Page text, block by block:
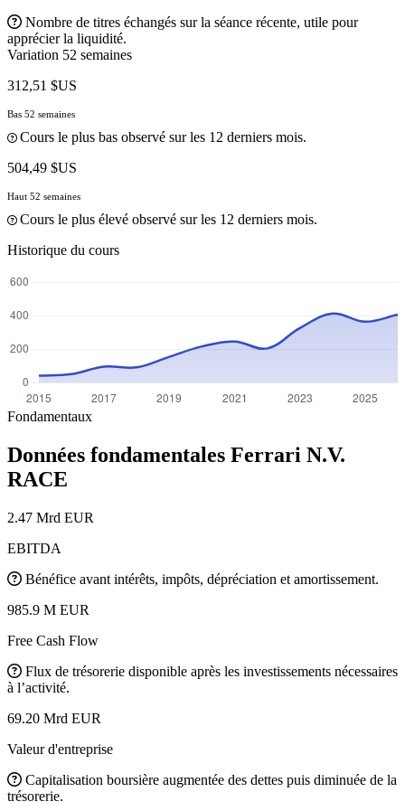
Nombre de titres échangés sur la séance récente, utile pour
apprécier la liquidité.
Variation 52 semaines
312,51 $US
Bas 52 semaines
Cours le plus bas observé sur les 12 derniers mois.
504,49 $US
Haut 52 semaines
Cours le plus élevé observé sur les 12 derniers mois.
Historique du cours
Fondamentaux
Données fondamentales Ferrari N.V.
RACE
2.47 Mrd EUR
EBITDA
Bénéfice avant intérêts, impôts, dépréciation et amortissement.
985.9 M EUR
Free Cash Flow
Flux de trésorerie disponible après les investissements nécessaires
à l’activité.
69.20 Mrd EUR
Valeur d'entreprise
Capitalisation boursière augmentée des dettes puis diminuée de la
trésorerie.